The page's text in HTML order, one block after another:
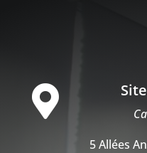

5 Allées